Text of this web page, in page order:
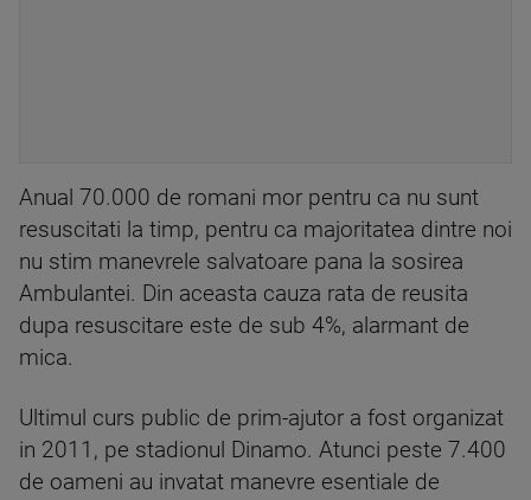
Anual 70.000 de romani mor pentru ca nu sunt
resuscitati la timp, pentru ca majoritatea dintre noi
nu stim manevrele salvatoare pana la sosirea
Ambulantei. Din aceasta cauza rata de reusita
dupa resuscitare este de sub 4%, alarmant de
mica.
Ultimul curs public de prim-ajutor a fost organizat
in 2011, pe stadionul Dinamo. Atunci peste 7.400
de oameni au invatat manevre esentiale de